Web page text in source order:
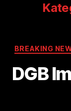
BREAKING
DGB